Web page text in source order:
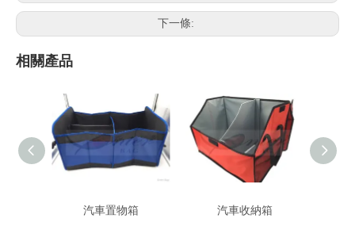
下一條:
相關產品
汽車置物箱 汽車收納箱